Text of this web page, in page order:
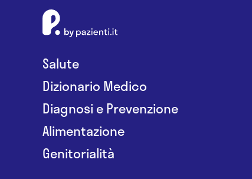
Salute
Dizionario Medico
Diagnosi e Prevenzione
Alimentazione
Genitorialità